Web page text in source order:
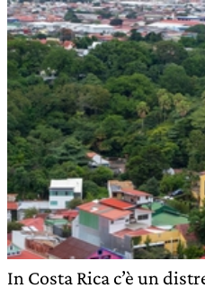
In Costa Rica c’è un